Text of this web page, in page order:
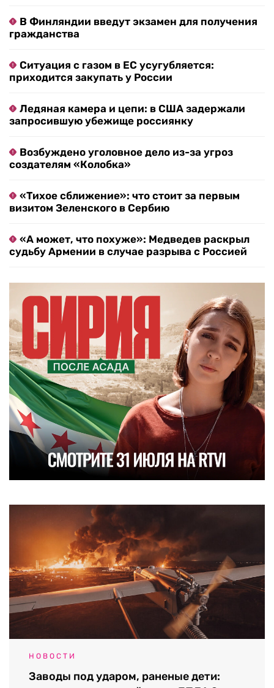
В Финляндии введут экзамен для получения
гражданства
Ситуация с газом в ЕС усугубляется:
приходится закупать у России
Ледяная камера и цепи: в США задержали
запросившую убежище россиянку
Возбуждено уголовное дело из-за угроз
создателям «Колобка»
«Тихое сближение»: что стоит за первым
визитом Зеленского в Сербию
«А может, что похуже»: Медведев раскрыл
судьбу Армении в случае разрыва с Россией
НОВОСТИ
Заводы под ударом, раненые дети: